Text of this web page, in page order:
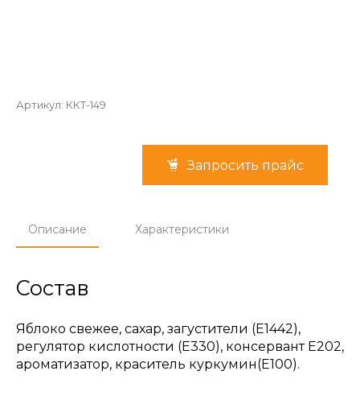
Артикул: ККТ-149
Запросить прайс
Описание Характеристики
Состав
Яблоко свежее, сахар, загустители (Е1442),
регулятор кислотности (Е330), консервант Е202,
ароматизатор, краситель куркумин(Е100).